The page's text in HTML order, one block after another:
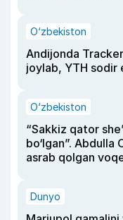
O‘zbekiston
Andijonda
joylab, YTH sodir
O‘zbekiston
“Sakkiz qator
bo‘lgan”.
asrab qolgan
Dunyo